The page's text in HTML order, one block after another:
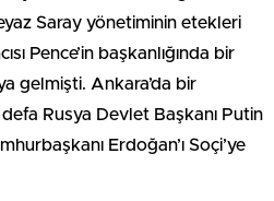
Saray yönetiminin etekleri
Pence’in başkanlığında bir
gelmişti. Ankara’da bir
Rusya Devlet Başkanı Putin
Erdoğan’ı Soçi’ye